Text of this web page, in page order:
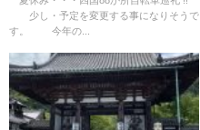
少し・予定を変更する事になりそうで
す。 今年の...